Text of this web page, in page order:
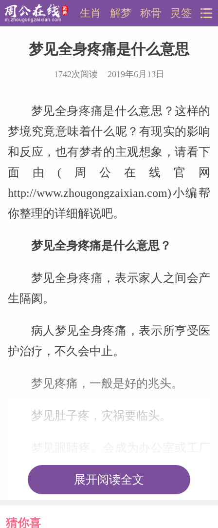
灵签
称骨
解梦
生肖
梦见全身疼痛是什么意思
1742次阅读 2019年6月13日
梦见全身疼痛是什么意思？这样的
梦境究竟意味着什么呢？有现实的影响
和反应，也有梦者的主观想象，请看下
面由(周公在线官网
http://www.zhougongzaixian.com)小编帮
你整理的详细解说吧。
梦见全身疼痛是什么意思？
梦见全身疼痛，表示家人之间会产
生隔阂。
病人梦见全身疼痛，表示所亨受医
护治疗，不久会中止。
梦见疼痛，一般是好的兆头。
梦见肚子疼，灾祸要临头。
的负责人。
不久的将来要出国访问，能发大财。
展开阅读全文
猜你喜